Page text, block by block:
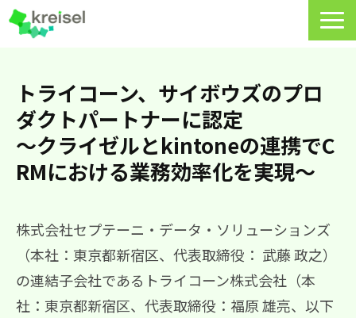
サービス一覧
クライゼルの使い方
資料DL・ウェビナー一覧
料金・プラン
よくあるご質問
トライコーン、サイボウズのプロ
ダクトパートナーに認定
～クライゼルとkintoneの連携でC
RMにおける業務効率化を実現～
株式会社セプテーニ・データ・ソリューションズ
（本社：東京都新宿区、代表取締役： 武藤 政之）
の連結子会社であるトライコーン株式会社（本
社：東京都新宿区、代表取締役：福原 雄亮、以下